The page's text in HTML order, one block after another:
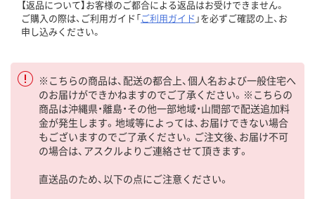
【返品について】お客様のご都合による返品はお受けできません。
ご購入の際は、ご利用ガイド「ご利用ガイド 」を必ずご確認の上、お
申し込みください。
※こちらの商品は、配送の都合上、個人名および一般住宅へ
のお届けができかねますのでご了承ください。※こちらの
商品は沖縄県・離島・その他一部地域・山間部で配送追加料
金が発生します。地域等によっては、お届けできない場合
もございますのでご了承ください。ご注文後、お届け不可
の場合は、アスクルよりご連絡させて頂きます。
直送品のため、以下の点にご注意ください。